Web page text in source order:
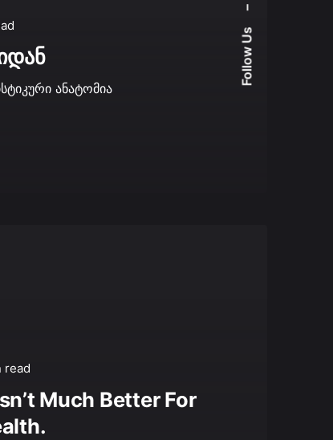
Follow Us
–
ანატომია
read
Much Better For